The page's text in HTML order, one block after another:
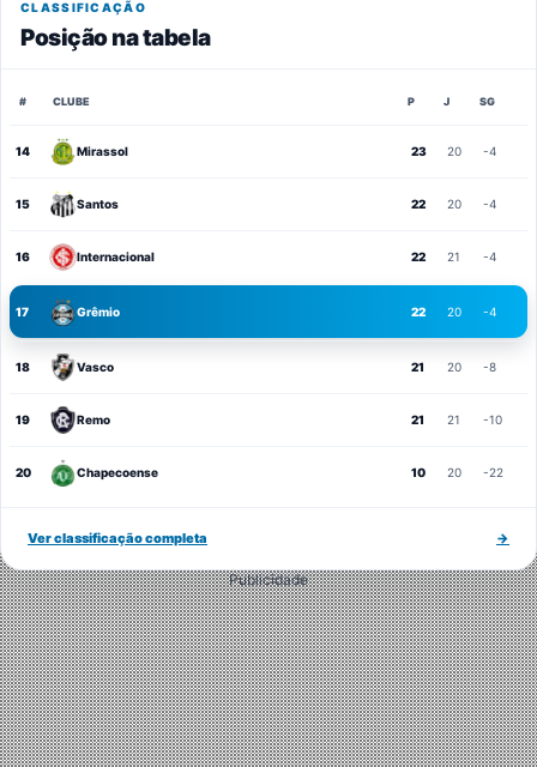
CLASSIFICAÇÃO
Posição na tabela
# CLUBE P J SG
14 Mirassol 23 20 -4
15 Santos 22 20 -4
16 Internacional 22 21 -4
17 Grêmio 22 20 -4
18 Vasco 21 20 -8
19 Remo 21 21 -10
20 Chapecoense 10 20 -22
Ver classificação completa →
Publicidade